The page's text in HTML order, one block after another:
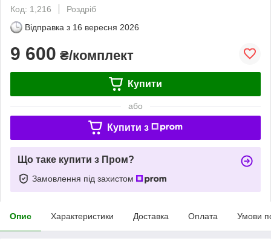
Код: 1,216
Роздріб
Відправка з 16 вересня 2026
9 600 ₴/комплект
Купити
або
Купити з
Що таке купити з Пром?
Замовлення під захистом
Опис Характеристики Доставка Оплата Умови